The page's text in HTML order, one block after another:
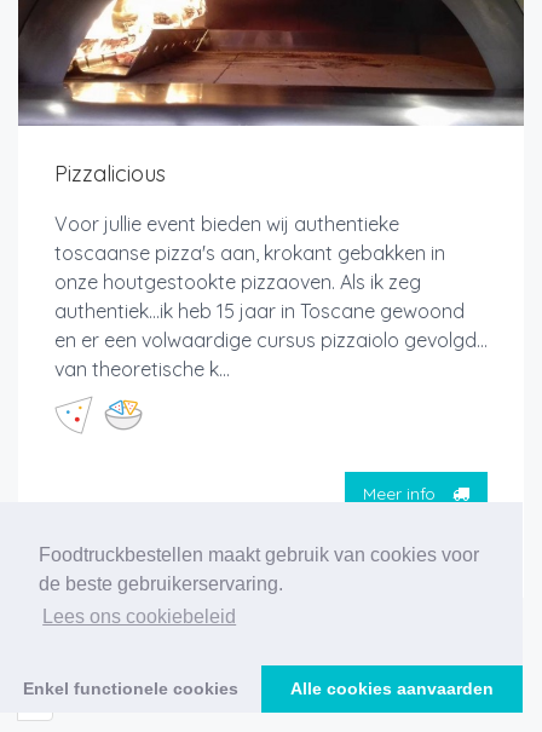
Foodtruckbestellen maakt gebruik van cookies voor
de beste gebruikerservaring.
Lees ons cookiebeleid
Enkel functionele cookies Alle cookies aanvaarden
Pizzalicious
Voor jullie event bieden wij authentieke
toscaanse pizza's aan, krokant gebakken in
onze houtgestookte pizzaoven. Als ik zeg
authentiek…ik heb 15 jaar in Toscane gewoond
en er een volwaardige cursus pizzaiolo gevolgd…
van theoretische k...
Meer info
›